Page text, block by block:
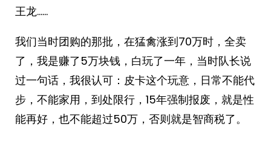
王龙……
我们当时团购的那批，在猛禽涨到70万时，全卖
了，我是赚了5万块钱，白玩了一年，当时队长说
过一句话，我很认可：皮卡这个玩意，日常不能代
步，不能家用，到处限行，15年强制报废，就是性
能再好，也不能超过50万，否则就是智商税了。